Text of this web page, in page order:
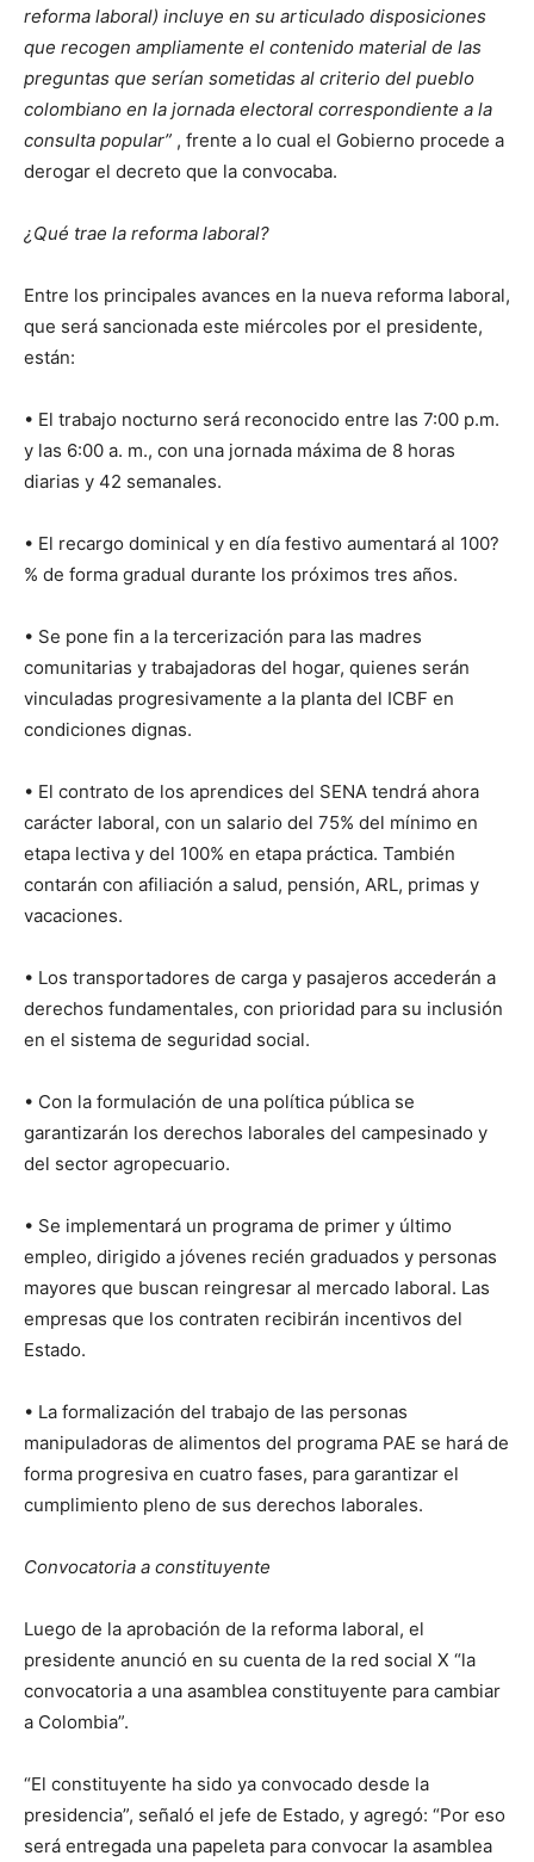
reforma laboral) incluye en su articulado disposiciones
que recogen ampliamente el contenido material de las
preguntas que serían sometidas al criterio del pueblo
colombiano en la jornada electoral correspondiente a la
consulta popular” , frente a lo cual el Gobierno procede a
derogar el decreto que la convocaba.
¿Qué trae la reforma laboral?
Entre los principales avances en la nueva reforma laboral,
que será sancionada este miércoles por el presidente,
están:
• El trabajo nocturno será reconocido entre las 7:00 p.m.
y las 6:00 a. m., con una jornada máxima de 8 horas
diarias y 42 semanales.
• El recargo dominical y en día festivo aumentará al 100?
% de forma gradual durante los próximos tres años.
• Se pone fin a la tercerización para las madres
comunitarias y trabajadoras del hogar, quienes serán
vinculadas progresivamente a la planta del ICBF en
condiciones dignas.
• El contrato de los aprendices del SENA tendrá ahora
carácter laboral, con un salario del 75% del mínimo en
etapa lectiva y del 100% en etapa práctica. También
contarán con afiliación a salud, pensión, ARL, primas y
vacaciones.
• Los transportadores de carga y pasajeros accederán a
derechos fundamentales, con prioridad para su inclusión
en el sistema de seguridad social.
• Con la formulación de una política pública se
garantizarán los derechos laborales del campesinado y
del sector agropecuario.
• Se implementará un programa de primer y último
empleo, dirigido a jóvenes recién graduados y personas
mayores que buscan reingresar al mercado laboral. Las
empresas que los contraten recibirán incentivos del
Estado.
• La formalización del trabajo de las personas
manipuladoras de alimentos del programa PAE se hará de
forma progresiva en cuatro fases, para garantizar el
cumplimiento pleno de sus derechos laborales.
Convocatoria a constituyente
Luego de la aprobación de la reforma laboral, el
presidente anunció en su cuenta de la red social X “la
convocatoria a una asamblea constituyente para cambiar
a Colombia”.
“El constituyente ha sido ya convocado desde la
presidencia”, señaló el jefe de Estado, y agregó: “Por eso
será entregada una papeleta para convocar la asamblea